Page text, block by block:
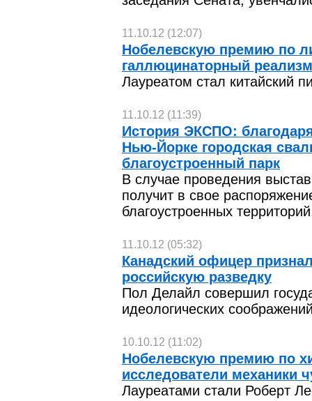
11.10.12 (12:07)
Нобелевскую премию по
галлюцинаторный реализм
Лауреатом стал китайский
11.10.12 (11:39)
История ЭКСПО:
Нью-Йорке городская
благоустроенный парк
В случае проведения
получит в свое
благоустроенных
11.10.12 (05:32)
Канадский офицер
российскую разведку
Пол Делайл совершил
идеологических
10.10.12 (11:02)
Нобелевскую премию по
исследователи механики
Лауреатами стали Роберт